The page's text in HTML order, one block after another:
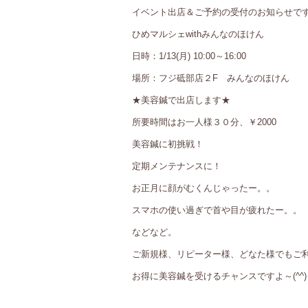
イベント出店＆ご予約の受付のお知らせで
ひめマルシェwithみんなのほけん
日時：1/13(月) 10:00～16:00
場所：フジ砥部店２F みんなのほけん
★美容鍼で出店します★
所要時間はお一人様３０分、￥2000
美容鍼に初挑戦！
定期メンテナンスに！
お正月に顔がむくんじゃったー。。
スマホの使い過ぎで首や目が疲れたー。。
などなど。
ご新規様、リピーター様、どなた様でもご
お得に美容鍼を受けるチャンスですよ～(^^)